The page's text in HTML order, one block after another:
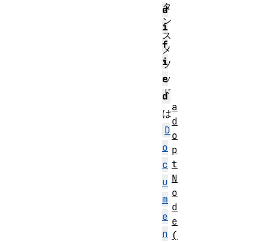
d
i
f
i
e
d
は
D
o
c
u
m
e
n
タ
ン
ス
メ
ソ
ッ
ド
a
d
o
p
t
N
o
d
e
(